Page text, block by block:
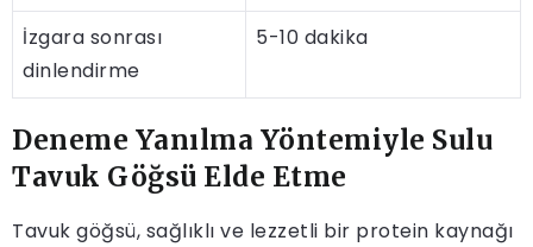
İzgara sonrası
dinlendirme
5-10 dakika
Deneme Yanılma Yöntemiyle Sulu
Tavuk Göğsü Elde Etme
Tavuk göğsü, sağlıklı ve lezzetli bir protein kaynağı